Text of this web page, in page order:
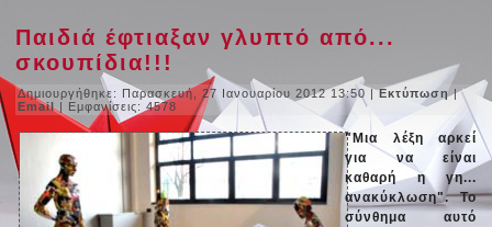
Παιδιά έφτιαξαν γλυπτό από...
σκουπίδια!!!
Δημιουργήθηκε: Παρασκευή, 27 Ιανουαρίου 2012 13:50 |Εκτύπωση|
Email | Εμφανίσεις: 4578
"Μια λέξη αρκεί
για να είναι
καθαρή η γη...
ανακύκλωση". Το
σύνθημα αυτό